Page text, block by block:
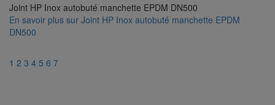
Joint HP Inox autobuté manchette EPDM DN500
En savoir plus sur Joint HP Inox autobuté manchette EPDM
DN500
1 2 3 4 5 6 7